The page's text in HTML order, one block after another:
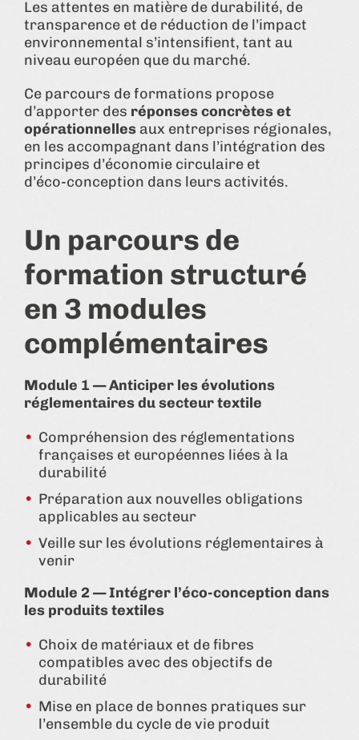
Les attentes en matière de durabilité, de
transparence et de réduction de l’impact
environnemental s’intensifient, tant au
niveau européen que du marché.
Ce parcours de formations propose
d’apporter des réponses concrètes et
opérationnellesaux entreprises régionales,
en les accompagnant dans l’intégration des
principes d’économie circulaire et
d’éco‑conception dans leurs activités.
Un parcours de
formation structuré
en 3 modules
complémentaires
Module 1 — Anticiper les évolutions
réglementaires du secteur textile
Compréhension des réglementations
françaises et européennes liées à la
durabilité
Préparation aux nouvelles obligations
applicables au secteur
Veille sur les évolutions réglementaires à
venir
Module 2 — Intégrer l’éco‑conception dans
les produits textiles
Choix de matériaux et de fibres
compatibles avec des objectifs de
durabilité
Mise en place de bonnes pratiques sur
l’ensemble du cycle de vie produit